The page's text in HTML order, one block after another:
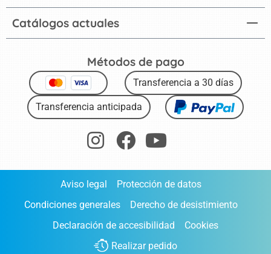
Catálogos actuales
Métodos de pago
Transferencia a 30 días
Transferencia anticipada
Aviso legal
Protección de datos
Condiciones generales
Derecho de desistimiento
Declaración de accesibilidad
Cookies
Realizar pedido